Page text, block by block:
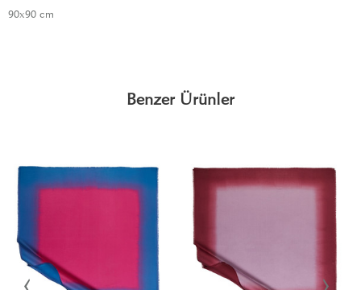
90x90 cm
Benzer Ürünler